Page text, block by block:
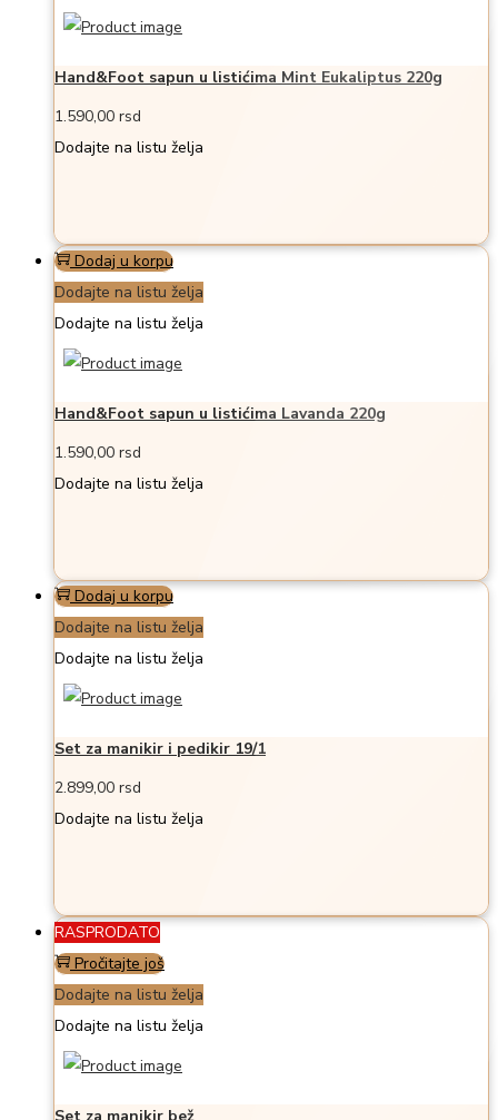
Hand&Foot sapun u listićima Mint Eukaliptus 220g
1.590,00 rsd
Dodajte na listu želja
Dodaj u korpu
Dodajte na listu želja
Dodajte na listu želja
Hand&Foot sapun u listićima Lavanda 220g
1.590,00 rsd
Dodajte na listu želja
Dodaj u korpu
Dodajte na listu želja
Dodajte na listu želja
Set za manikir i pedikir 19/1
2.899,00 rsd
Dodajte na listu želja
RASPRODATO
Pročitajte još
Dodajte na listu želja
Dodajte na listu želja
Set za manikir bež